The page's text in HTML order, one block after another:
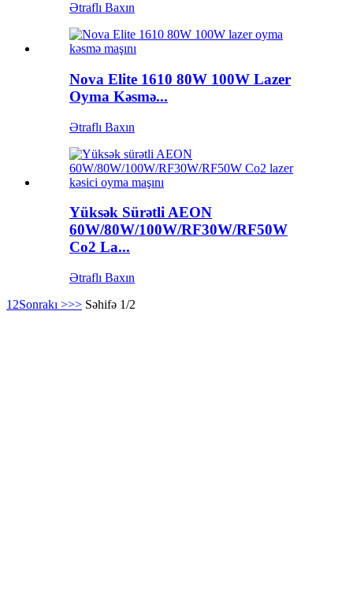
Ətraflı Baxın
Nova Elite 1610 80W 100W Lazer
Oyma Kəsmə...
Ətraflı Baxın
Yüksək Sürətli AEON
60W/80W/100W/RF30W/RF50W
Co2 La...
Ətraflı Baxın
1 2Sonrakı >>> Səhifə 1/2